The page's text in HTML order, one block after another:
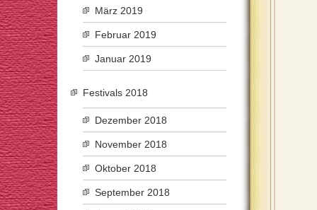
März 2019
Februar 2019
Januar 2019
Festivals 2018
Dezember 2018
November 2018
Oktober 2018
September 2018